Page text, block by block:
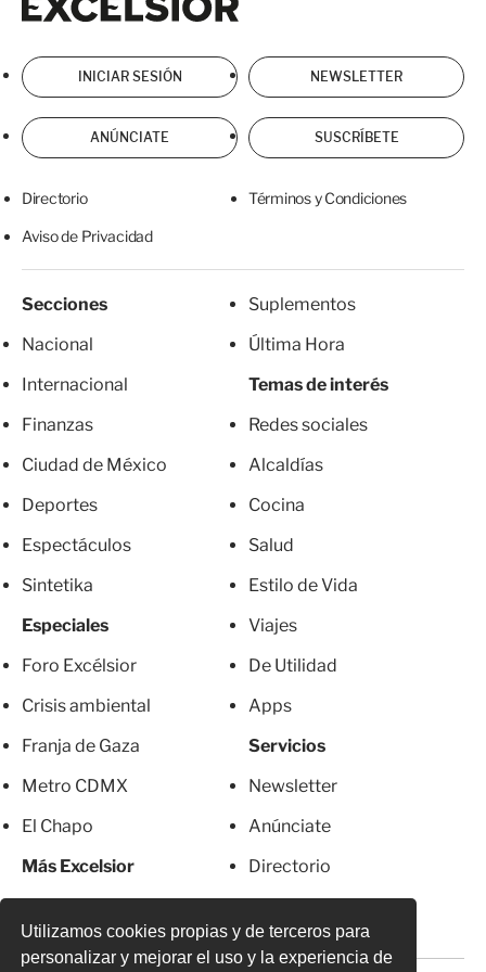
Utilizamos cookies propias y de terceros para
personalizar y mejorar el uso y la experiencia de
INICIAR SESIÓN NEWSLETTER
ANÚNCIATE SUSCRÍBETE
Directorio Términos y Condiciones
Aviso de Privacidad
Secciones
Nacional
Internacional
Finanzas
Ciudad de México
Deportes
Espectáculos
Sintetika
Especiales
Foro Excélsior
Crisis ambiental
Franja de Gaza
Metro CDMX
El Chapo
Más Excelsior
Suplementos
Última Hora
Temas de interés
Redes sociales
Alcaldías
Cocina
Salud
Estilo de Vida
Viajes
De Utilidad
Apps
Servicios
Newsletter
Anúnciate
Directorio